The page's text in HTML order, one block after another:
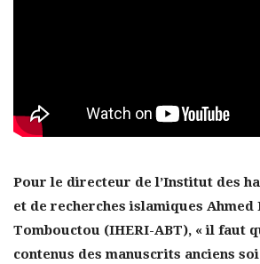
Pour le directeur de l’Institut des
et de recherches islamiques Ahmed
Tombouctou (IHERI-ABT), « il faut
contenus des manuscrits anciens